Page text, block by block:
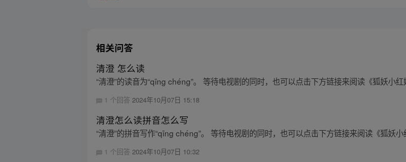
相关问答
清澄 怎么读
“清澄”的读音为“qīng chéng”。 等待电视剧的同时，也可以点击下方链接来阅读《狐妖小红
1 个回答2024年10月07日 15:18
清澄怎么读拼音怎么写
“清澄”的拼音写作“qīng chéng”。 等待电视剧的同时，也可以点击下方链接来阅读《狐妖小
1 个回答2024年10月07日 10:32